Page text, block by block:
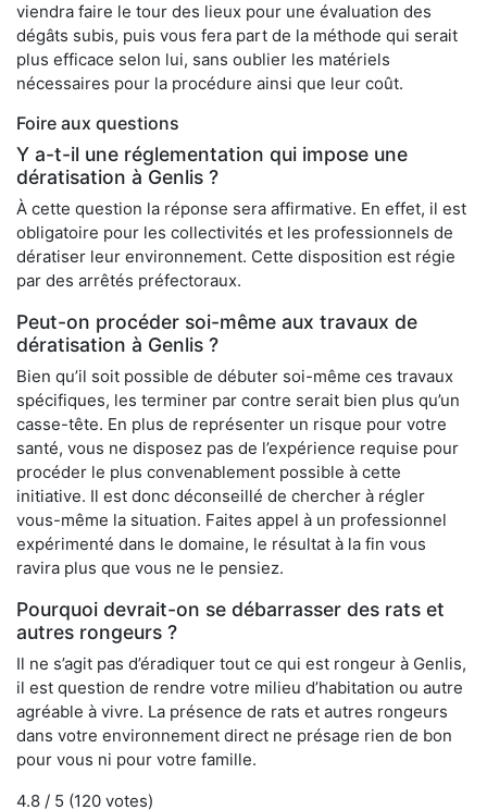
viendra faire le tour des lieux pour une évaluation des
dégâts subis, puis vous fera part de la méthode qui serait
plus efficace selon lui, sans oublier les matériels
nécessaires pour la procédure ainsi que leur coût.
Foire aux questions
Y a-t-il une réglementation qui impose une
dératisation à Genlis ?
À cette question la réponse sera affirmative. En effet, il est
obligatoire pour les collectivités et les professionnels de
dératiser leur environnement. Cette disposition est régie
par des arrêtés préfectoraux.
Peut-on procéder soi-même aux travaux de
dératisation à Genlis ?
Bien qu’il soit possible de débuter soi-même ces travaux
spécifiques, les terminer par contre serait bien plus qu’un
casse-tête. En plus de représenter un risque pour votre
santé, vous ne disposez pas de l’expérience requise pour
procéder le plus convenablement possible à cette
initiative. Il est donc déconseillé de chercher à régler
vous-même la situation. Faites appel à un professionnel
expérimenté dans le domaine, le résultat à la fin vous
ravira plus que vous ne le pensiez.
Pourquoi devrait-on se débarrasser des rats et
autres rongeurs ?
Il ne s’agit pas d’éradiquer tout ce qui est rongeur à Genlis,
il est question de rendre votre milieu d’habitation ou autre
agréable à vivre. La présence de rats et autres rongeurs
dans votre environnement direct ne présage rien de bon
pour vous ni pour votre famille.
4.8 / 5 (120 votes)